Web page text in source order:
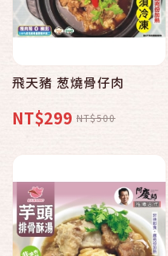
飛天豬 葱燒骨仔肉
NT$299 NT$500